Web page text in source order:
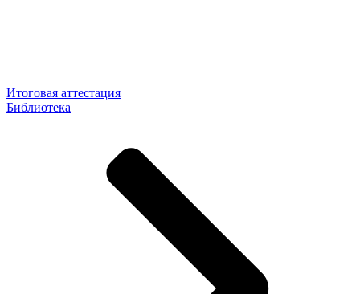
Итоговая аттестация
Библиотека